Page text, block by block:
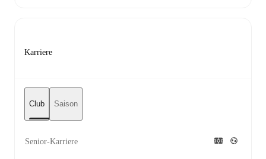
Karriere
Club Saison
Senior-Karriere